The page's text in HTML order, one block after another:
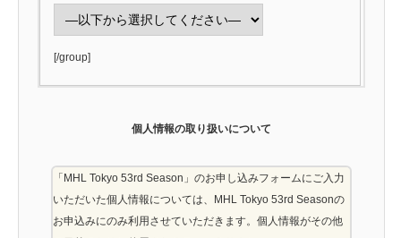
[/group]
個人情報の取り扱いについて
「MHL Tokyo 53rd Season」のお申し込みフォームにご入力
いただいた個人情報については、MHL Tokyo 53rd Seasonの
お申込みにのみ利用させていただきます。個人情報がその他